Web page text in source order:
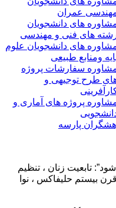
عمران
های دانشجویان
های فنی و مهندسی
های دانشجویان علوم
ومنابع طبیعی
سفارشات پروژه
طرح توجیهی و
پروژه های آماری و
پارسه
تابعیت زنان ، تنظیم
بیستم حلیفاکس ، نوا